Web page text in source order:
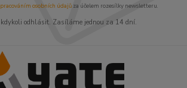
osobních údajůza účelem rozesílky newsletteru.
kdykoli odhlásit. Zasíláme jednou za 14 dní.